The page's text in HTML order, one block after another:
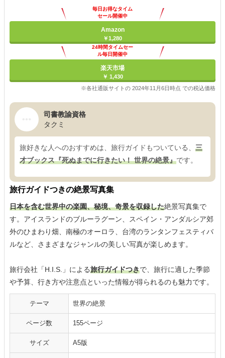
毎日お得なタイム
セール開催中
Amazon
￥1,280
24時間タイムセー
ル毎日開催中
楽天市場
￥ 1,430
※各社通販サイトの 2024年11月6日時点 での税込価格
司書教諭資格
タクミ
旅好きな人へのおすすめは、旅行ガイドもついている、 三
才ブックス『死ぬまでに行きたい！ 世界の絶景』です。
旅行ガイドつきの絶景写真集
日本を含む世界中の楽園、秘境、奇景を収録した絶景写真集で
す。アイスランドのブルーラグーン、スペイン・アンダルシア郊
外のひまわり畑、南極のオーロラ、台湾のランタンフェスティバ
ルなど、さまざまなジャンルの美しい写真が楽しめます。
旅行会社「H.I.S.」による旅行ガイドつきで、旅行に適した季節
や予算、行き方や注意点といった情報が得られるのも魅力です。
テーマ 世界の絶景
ページ数 155ページ
サイズ A5版